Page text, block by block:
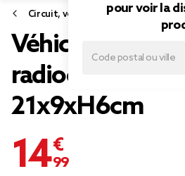
pour voir la
Circuit, voiture jouet
Véhicule de
radiocommandé
21x9xH6cm
14,99 €